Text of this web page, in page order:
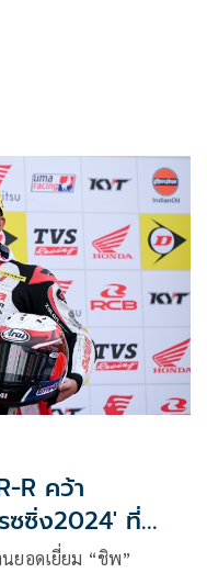
R คว้า
ซซิ่ง2024' ที่
ยอดเยี่ยม “ชิพ”